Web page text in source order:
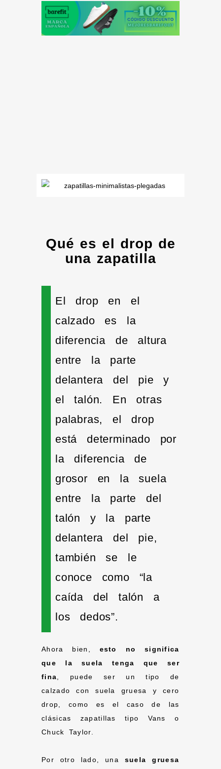
Qué es el drop de
una zapatilla
El drop en el
calzado es la
diferencia de altura
entre la parte
delantera del pie y
el talón. En otras
palabras, el drop
está determinado por
la diferencia de
grosor en la suela
entre la parte del
talón y la parte
delantera del pie,
también se le
conoce como “la
caída del talón a
los dedos”.
Ahora bien, esto no significa
que la suela tenga que ser
fina, puede ser un tipo de
calzado con suela gruesa y cero
drop, como es el caso de las
clásicas zapatillas tipo Vans o
Chuck Taylor.
Por otro lado, una suela gruesa